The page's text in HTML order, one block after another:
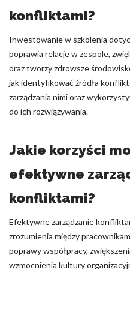
konfliktami?
Inwestowanie w szkolenia
poprawia relacje w zespole,
oraz tworzy zdrowsze
jak identyfikować źródła
zarządzania nimi oraz
do ich rozwiązywania.
Jakie korzyści
efektywne
konfliktami?
Efektywne zarządzanie
zrozumienia między
poprawy współpracy,
wzmocnienia kultury